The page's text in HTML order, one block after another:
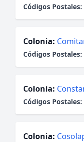
Códigos Postales:
Colonia:
Códigos Postales:
Colonia:
Códigos Postales:
Colonia: